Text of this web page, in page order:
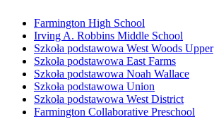
Farmington High School
Irving A. Robbins Middle School
Szkoła podstawowa West Woods Upper
Szkoła podstawowa East Farms
Szkoła podstawowa Noah Wallace
Szkoła podstawowa Union
Szkoła podstawowa West District
Farmington Collaborative Preschool